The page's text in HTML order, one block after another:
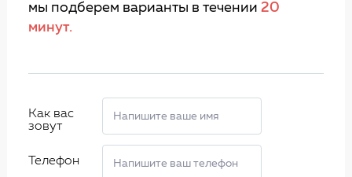
мы подберем варианты в течении 20
минут.
Как вас
зовут
Телефон